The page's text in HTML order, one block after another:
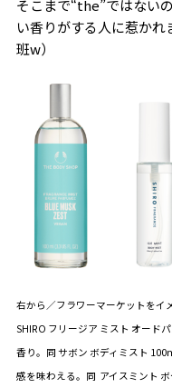
そこまで“the”ではない
い香りがする人に惹か
班w）
右から／フラワーマーケットをイ
SHIRO フリージア ミスト オード
香り。同 サボン ボディミスト
感を味わえる。同 アイスミント